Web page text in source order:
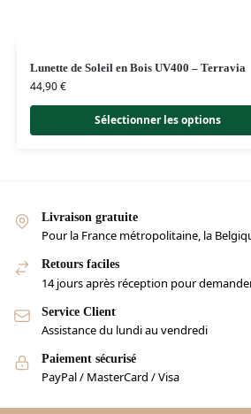
Lunette de Soleil en Bois UV400 – Terravia
44,90€
Sélectionner les options
Livraison gratuite
Pour la France métropolitaine, la
Retours faciles
14 jours après réception pour
Service Client
Assistance du lundi au vendredi
Paiement sécurisé
PayPal / MasterCard / Visa